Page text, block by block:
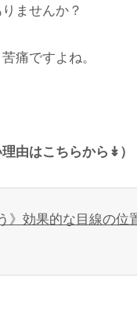
ませんか？
痛ですよね。
由はこちらから↡）
》効果的な目線の位